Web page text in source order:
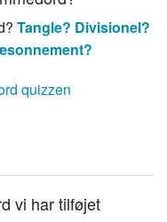
Tangle? Divisionel?
quizzen
vi har tilføjet